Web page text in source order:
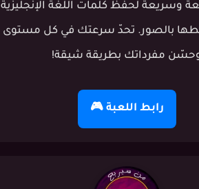
وسريعة لحفظ كلمات اللغة الإنجليزية
بالصور. تحدّ سرعتك في كل مستوى
مفرداتك بطريقة شيقة!
رابط اللعبة 🎮